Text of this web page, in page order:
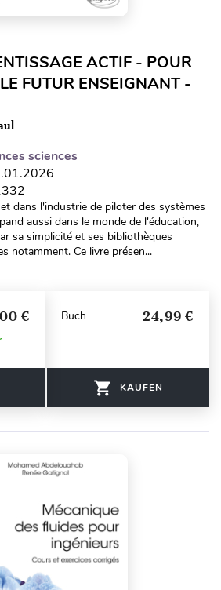
ACTIF - POUR
FUTUR ENSEIGNANT -
sciences
dans l'industrie de piloter des systèmes
aussi dans le monde de l'éducation,
sa simplicité et ses bibliothèques
notamment. Ce livre présen...
€ Buch 24,99 €
KAUFEN